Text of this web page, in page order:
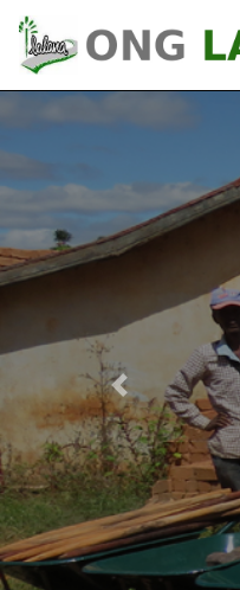
Previous